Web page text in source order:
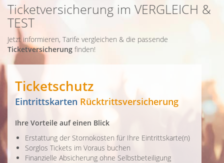
Ticketversicherung im VERGLEICH &
TEST
Jetzt informieren, Tarife vergleichen & die passende
Ticketversicherung finden!
Ticketschutz
Eintrittskarten Rücktrittsversicherung
Ihre Vorteile auf einen Blick
Erstattung der Stornokosten für Ihre Eintrittskarte(n)
Sorglos Tickets im Voraus buchen
Finanzielle Absicherung ohne Selbstbeteiligung